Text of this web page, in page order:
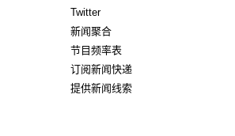
TwitterOpens in new window
新闻聚合
节目频率表
订阅新闻快递
提供新闻线索